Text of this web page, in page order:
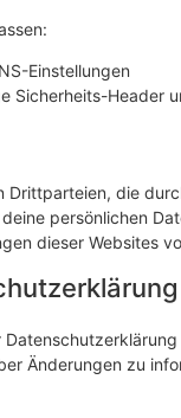
Einstellungen
Sicherheits-Header
die
persönlichen
dieser Websites
Änderungen zu